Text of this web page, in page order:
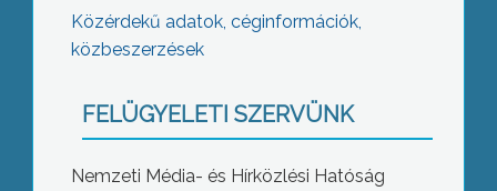
Közérdekű adatok, céginformációk,
közbeszerzések
FELÜGYELETI SZERVÜNK
Nemzeti Média- és Hírközlési Hatóság